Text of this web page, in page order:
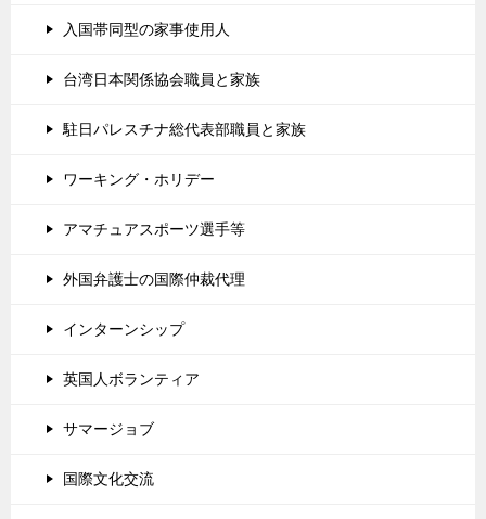
入国帯同型の家事使用人
台湾日本関係協会職員と家族
駐日パレスチナ総代表部職員と家族
ワーキング・ホリデー
アマチュアスポーツ選手等
外国弁護士の国際仲裁代理
インターンシップ
英国人ボランティア
サマージョブ
国際文化交流